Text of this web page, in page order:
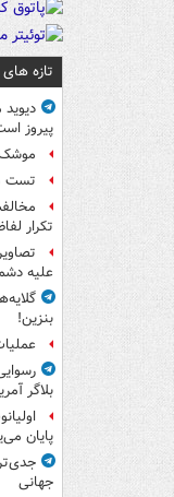
تازه
پیروز
تست
تکرار
علیه
بنزین!
بلاگر
پایان
جهانی